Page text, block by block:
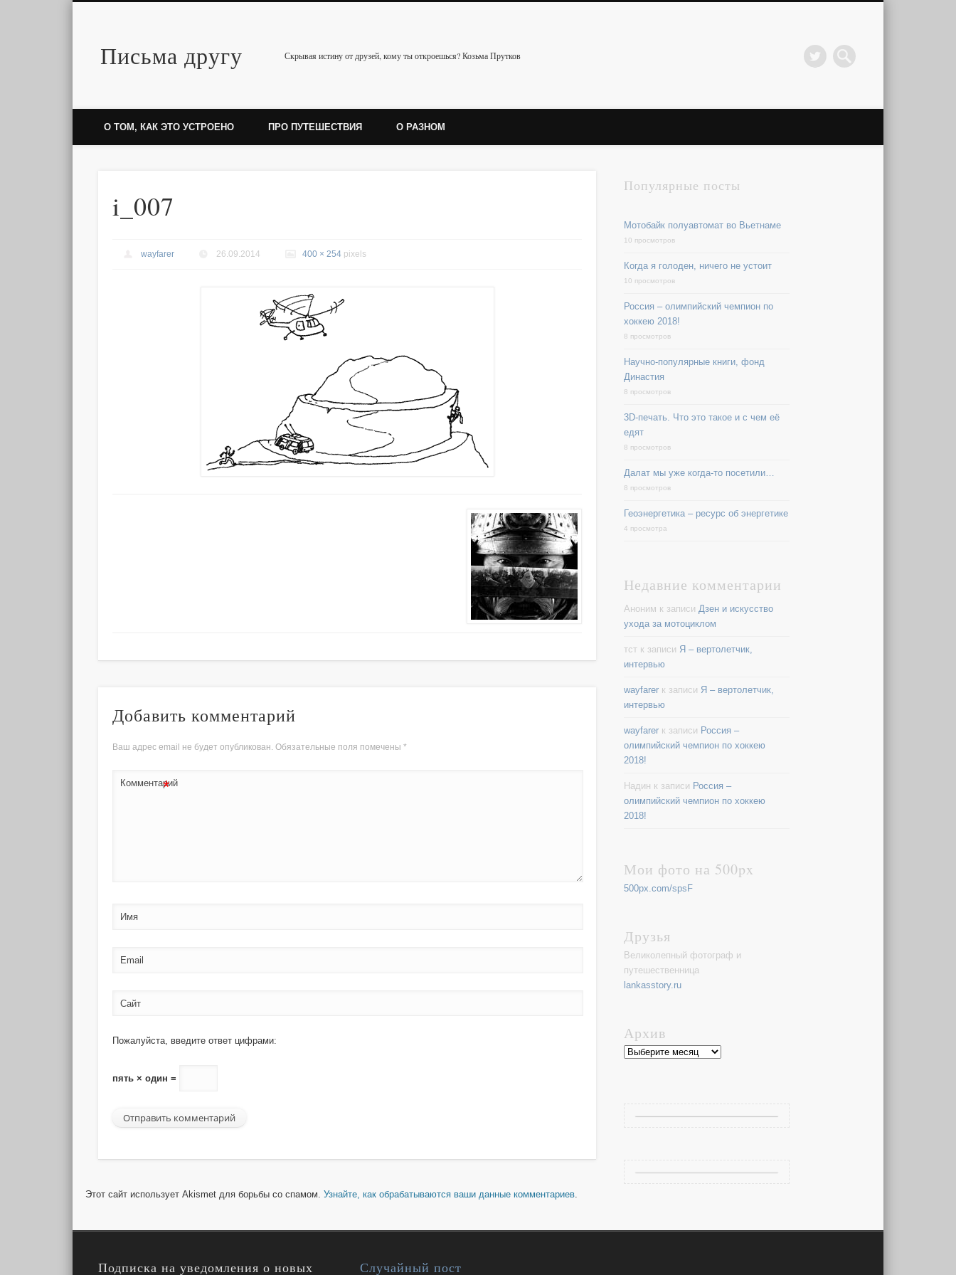
Письма другу Скрывая истину от друзей, кому ты откроешься? Козьма Прутков
Twitter
О ТОМ, КАК ЭТО УСТРОЕНО ПРО ПУТЕШЕСТВИЯ О РАЗНОМ
i_007
wayfarer 26.09.2014 400 × 254 pixels
Добавить комментарий
Ваш адрес email не будет опубликован. Обязательные поля помечены*
Комментарий
*
Имя
Email
Сайт
Пожалуйста, введите ответ цифрами:
пять × один =
Этот сайт использует Akismet для борьбы со спамом.Узнайте, как обрабатываются ваши данные комментариев
Популярные посты
Мотобайк полуавтомат во Вьетнаме
10 просмотров
Когда я голоден, ничего не устоит
10 просмотров
Россия – олимпийский чемпион по
хоккею 2018!
8 просмотров
Научно-популярные книги, фонд
Династия
8 просмотров
3D-печать. Что это такое и с чем её
едят
8 просмотров
Далат мы уже когда-то посетили…
8 просмотров
Геоэнергетика – ресурс об энергетике
4 просмотра
Недавние комментарии
Аноним к записи Дзен и искусство
ухода за мотоциклом
тстк записи Я – вертолетчик,
интервью
wayfarerк записи Я – вертолетчик,
интервью
wayfarerк записи Россия –
олимпийский чемпион по хоккею
2018!
Надин к записи Россия –
олимпийский чемпион по хоккею
2018!
Мои фото на 500px
500px.com/spsF
Друзья
Великолепный фотограф и
путешественница
lankasstory.ru
Архив
Архив
Подписка на уведомления о новых Случайный пост